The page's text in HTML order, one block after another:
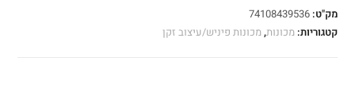
מק"ט:74108439536
קטגוריות:מכונות,מכונות פיניש/עיצוב זקן